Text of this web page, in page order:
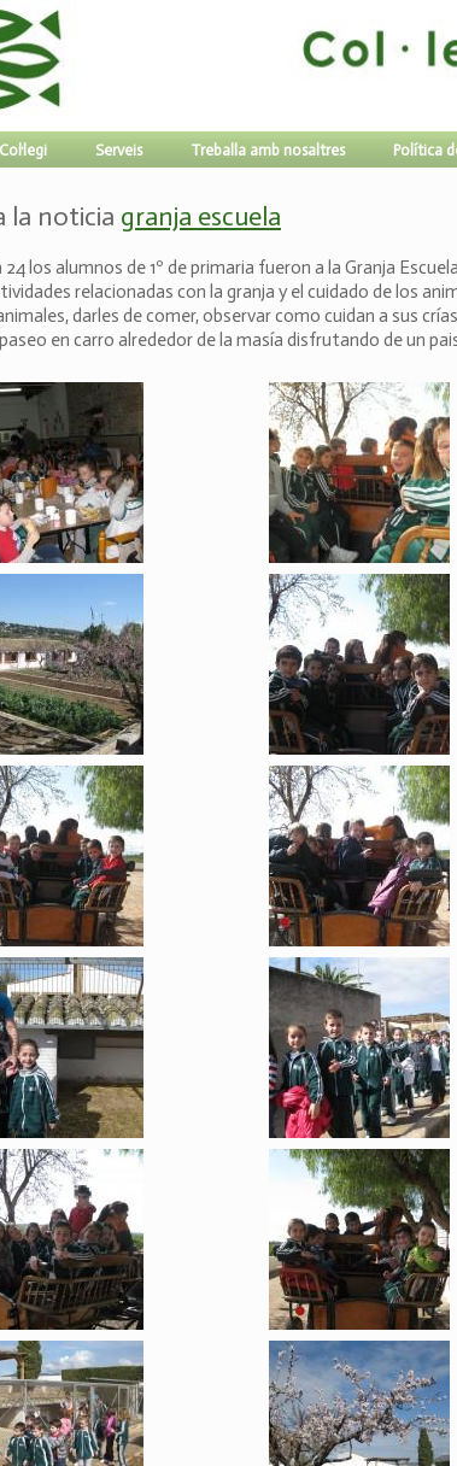
Col·legi Serveis Treballa amb nosaltres Política
la noticia granja escuela
24 los alumnos de 1º de primaria fueron a la Granja
relacionadas con la granja y el cuidado de los
darles de comer, observar como cuidan a sus
en carro alrededor de la masía disfrutando de un